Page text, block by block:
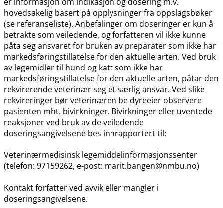
hovedsakelig basert på opplysninger fra oppslagsbøker
(se referanseliste). Anbefalinger om doseringer er kun å
betrakte som veiledende, og forfatteren vil ikke kunne
påta seg ansvaret for bruken av preparater som ikke har
markedsføringstillatelse for den aktuelle arten. Ved bruk
av legemidler til hund og katt som ikke har
markedsføringstillatelse for den aktuelle arten, påtar den
rekvirerende veterinær seg et særlig ansvar. Ved slike
rekvireringer bør veterinæren be dyreeier observere
pasienten mht. bivirkninger. Bivirkninger eller uventede
reaksjoner ved bruk av de veiledende
doseringsangivelsene bes innrapportert til:
Veterinærmedisinsk legemiddelinformasjonssenter
(telefon: 97159262, e-post: marit.bangen@nmbu.no)
Kontakt forfatter ved avvik eller mangler i
doseringsangivelsene.